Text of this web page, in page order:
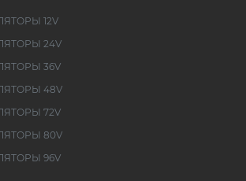
12V
24V
36V
48V
72V
80V
96V